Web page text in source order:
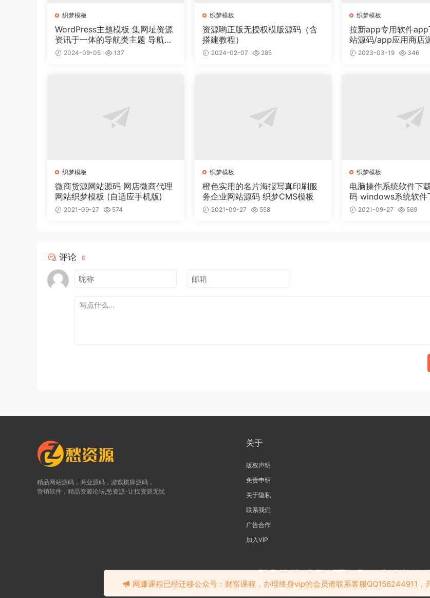
织梦模板
WordPress主题模板 集网址资源
资讯于一体的导航类主题 导航主
题垂直行业模板
2024-09-05 137
织梦模板
资源哟正版无授权模版源码（含
搭建教程）
2024-02-07 285
织梦模板
拉新app专用软件app
站源码/app应用商店
2023-03-19 346
织梦模板
微商货源网站源码 网店微商代理
网站织梦模板 (自适应手机版)
2021-09-27 574
织梦模板
橙色实用的名片海报写真印刷服
务企业网站源码 织梦CMS模板
2021-09-27 558
织梦模板
电脑操作系统软件下
码 windows系统软件
梦模板
2021-09-27 569
评论 0
精品网站源码，商业源码，游戏棋牌源码，
营销软件，精品资源论坛,愁资源-让找资源无忧
关于
版权声明
免责申明
关于隐私
联系我们
广告合作
加入VIP
©2019-2020 愁资源 站内大部分资源收集于网络，若侵犯了您的合法权益，
若加入会员务必请查看我们的隐私政策，免责声明，会员协议等相关
网赚课程已经迁移公众号：财富课程，办理终身vip的会员请联系客服QQ156244911，